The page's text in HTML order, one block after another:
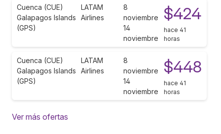
Cuenca (CUE)
Galapagos Islands
(GPS)
LATAM
Airlines
8
noviembre
14
noviembre
$424
hace 41
horas
Cuenca (CUE)
Galapagos Islands
(GPS)
LATAM
Airlines
8
noviembre
14
noviembre
$448
hace 41
horas
Ver más ofertas